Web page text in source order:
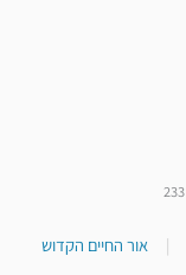
233
|
אור החיים הקדוש